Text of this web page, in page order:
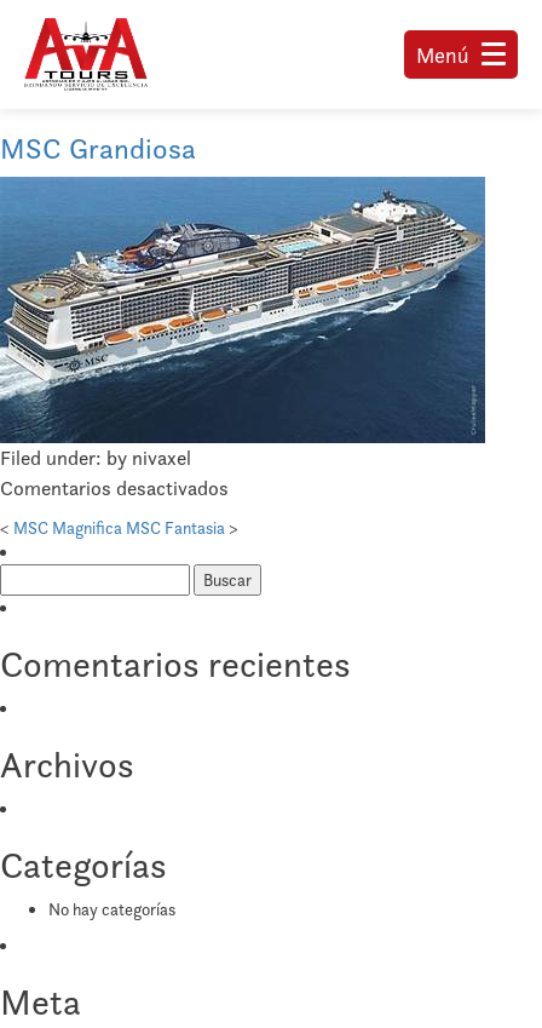
Menú
MSC Grandiosa
Filed under: by nivaxel
Comentarios desactivados
< MSC Magnifica MSC Fantasia >
Comentarios recientes
Archivos
Categorías
No hay categorías
Meta